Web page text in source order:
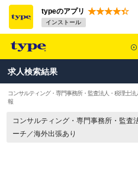
typeのアプリ
インストール
求人検索結果
コンサルティング・専門事務所・監査法人・税理士
報
コンサルティング・専門事務所・監査
ーチ／海外出張あり